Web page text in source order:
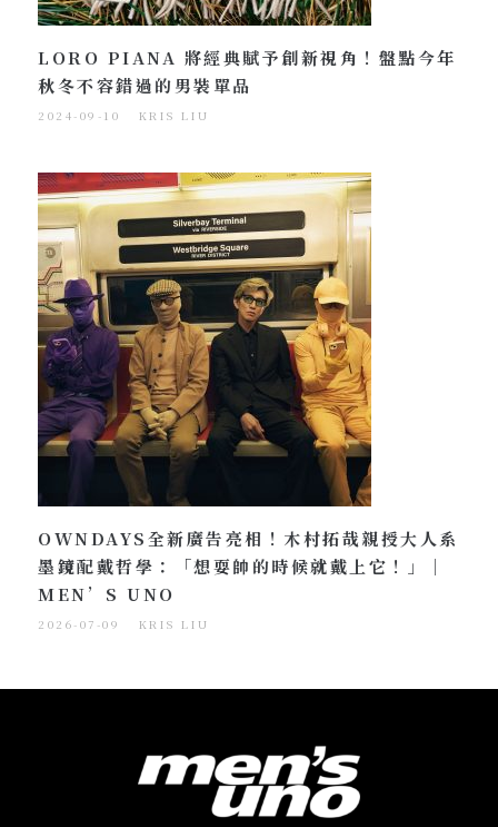
LORO PIANA 將經典賦予創新視角！盤點今年
秋冬不容錯過的男裝單品
2024-09-10 KRIS LIU
OWNDAYS全新廣告亮相！木村拓哉親授大人系
墨鏡配戴哲學：「想耍帥的時候就戴上它！」｜
MEN’S UNO
2026-07-09 KRIS LIU